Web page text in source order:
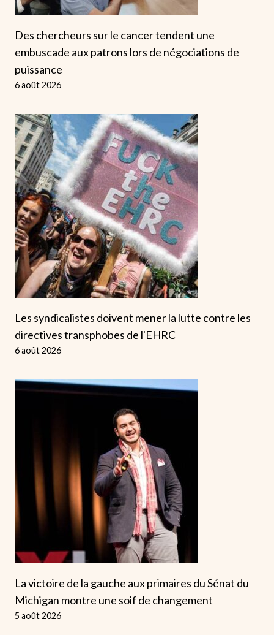
Des chercheurs sur le cancer tendent une
embuscade aux patrons lors de négociations de
puissance
6 août 2026
Les syndicalistes doivent mener la lutte contre les
directives transphobes de l'EHRC
6 août 2026
La victoire de la gauche aux primaires du Sénat du
Michigan montre une soif de changement
5 août 2026